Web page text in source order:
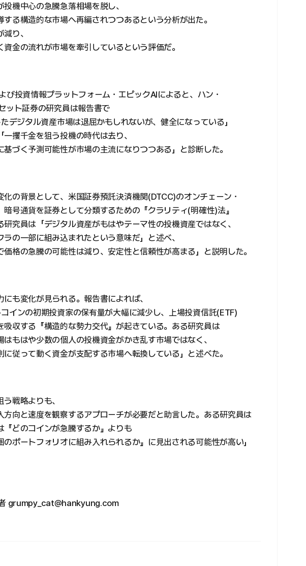
機中心の急騰急落相場を脱し、
する構造的な市場へ再編されつつあるという分析が出た。
り、
金の流れが市場を牽引しているという評価だ。
び投資情報プラットフォーム・エピックAIによると、ハン・
ット証券の研究員は報告書で
デジタル資産市場は退屈かもしれないが、健全になっている」
攫千金を狙う投機の時代は去り、
基づく予測可能性が市場の主流になりつつある」と診断した。
化の背景として、米国証券預託決済機関(DTCC)のオンチェーン・
暗号通貨を証券として分類するための『クラリティ(明確性)法』
究員は「デジタル資産がもはやテーマ性の投機資産ではなく、
の一部に組み込まれたという意味だ」と述べ、
価格の急騰の可能性は減り、安定性と信頼性が高まる」と説明した。
も変化が見られる。報告書によれば、
インの初期投資家の保有量が大幅に減少し、上場投資信託(ETF)
吸収する『構造的な勢力交代』が起きている。ある研究員は
はもはや少数の個人の投機資金がかき乱す市場ではなく、
従って動く資金が支配する市場へ転換している」と述べた。
戦略よりも、
方向と速度を観察するアプローチが必要だと助言した。ある研究員は
『どのコインが急騰するか』よりも
のポートフォリオに組み入れられるか』に見出される可能性が高い」
grumpy_cat@hankyung.com